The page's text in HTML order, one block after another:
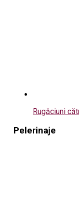
Rugăciuni
Pelerinaje